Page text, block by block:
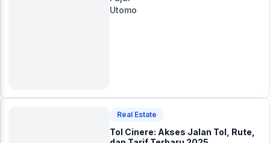
Real Estate
Tol Cinere: Akses Jalan Tol, Rute,